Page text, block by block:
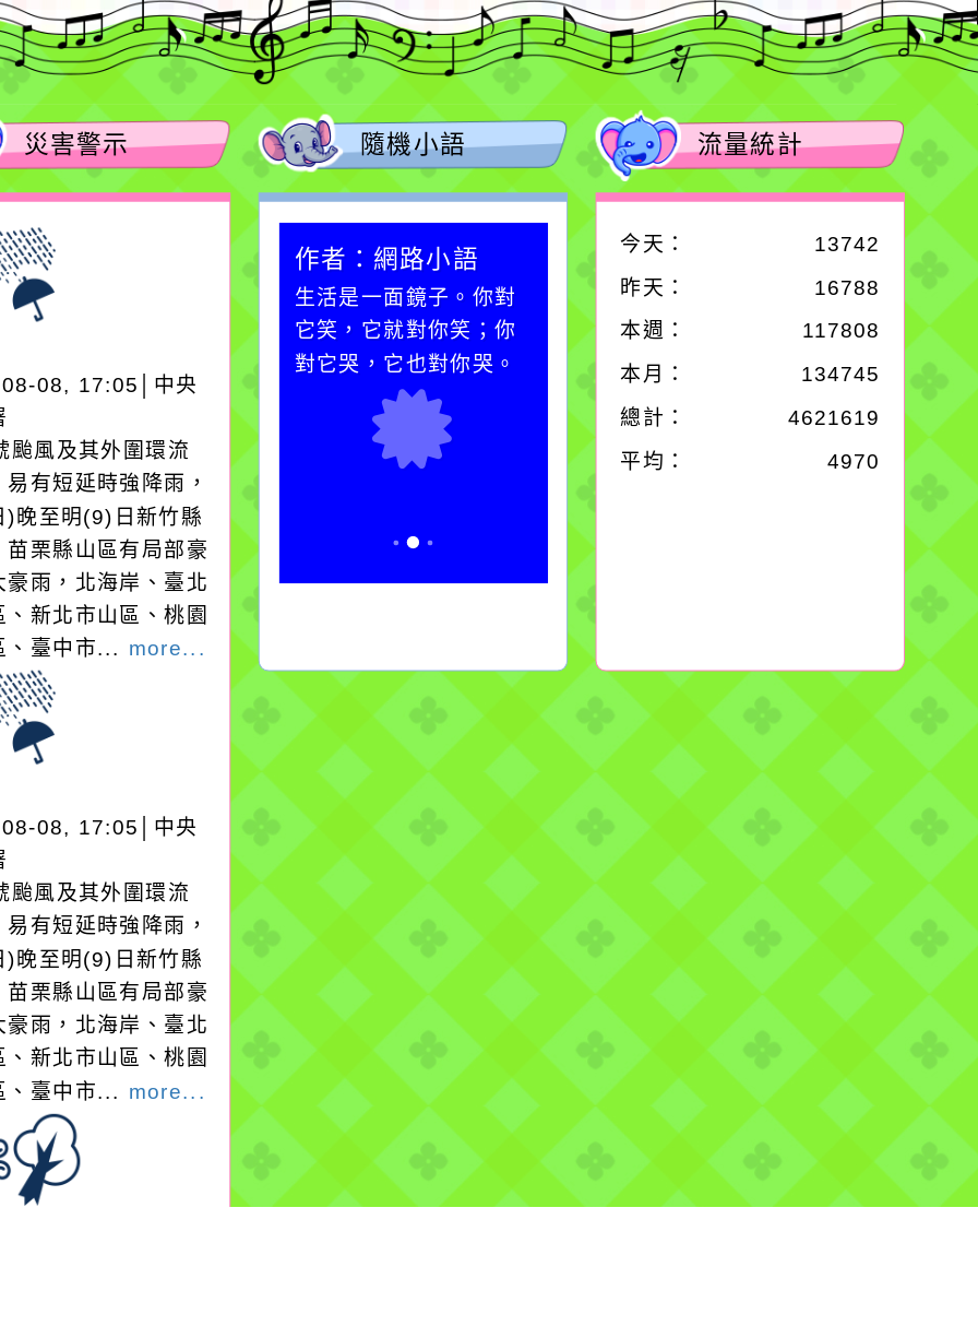
災害警示
08, 17:05│中央
颱風及其外圍環流
易有短延時強降雨，
)晚至明(9)日新竹縣
苗栗縣山區有局部豪
豪雨，北海岸、臺北
、新北市山區、桃園
、臺中市... more...
08, 17:05│中央
颱風及其外圍環流
易有短延時強降雨，
)晚至明(9)日新竹縣
苗栗縣山區有局部豪
豪雨，北海岸、臺北
、新北市山區、桃園
、臺中市... more...
隨機小語
作者：網路小語
一杯清水因滴入一滴污
在而變清澈。
作者：網路小語
生活是一面鏡子。你對
它笑，它就對你笑；你
對它哭，它也對你哭。
作者：網路小語
在實現理想的路途中，
必須排除一切干擾，特
別是要看清那些美麗的
流量統計
今天： 13742
昨天： 16788
本週：
117808
本月：
134745
總計： 4621619
平均： 4970